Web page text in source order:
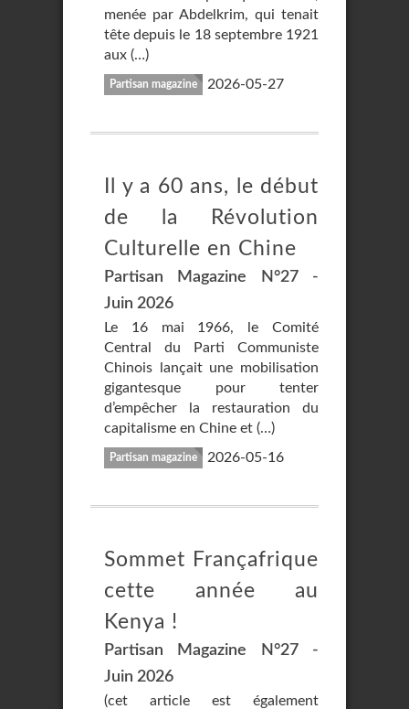
menée par Abdelkrim, qui tenait
tête depuis le 18 septembre 1921
aux (…)
Partisan magazine 2026-05-27
Il y a 60 ans, le début
de la Révolution
Culturelle en Chine
Partisan Magazine N°27 -
Juin 2026
Le 16 mai 1966, le Comité
Central du Parti Communiste
Chinois lançait une mobilisation
gigantesque pour tenter
d’empêcher la restauration du
capitalisme en Chine et (…)
Partisan magazine 2026-05-16
Sommet Françafrique
cette année au
Kenya !
Partisan Magazine N°27 -
Juin 2026
(cet article est également